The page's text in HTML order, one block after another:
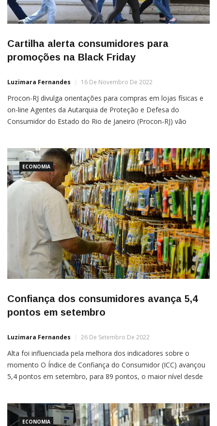
Cartilha alerta consumidores para
promoções na Black Friday
Luzimara Fernandes 16 De Novembro De 2022
Procon-RJ divulga orientações para compras em lojas físicas e
on-line Agentes da Autarquia de Proteção e Defesa do
Consumidor do Estado do Rio de Janeiro (Procon-RJ) vão
da promoção Black Friday, que ocorre na última sexta-feira
deste mês […]
ECONOMIA
Confiança dos consumidores avança 5,4
pontos em setembro
Luzimara Fernandes 26 De Setembro De 2022
Alta foi influenciada pela melhora dos indicadores sobre o
momento O Índice de Confiança do Consumidor (ICC) avançou
5,4 pontos em setembro, para 89 pontos, o maior nível desde
foram divulgados hoje (26) pelo Instituto […]
ECONOMIA